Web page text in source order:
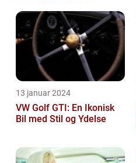
13 januar 2024
VW Golf GTI: En Ikonisk
Bil med Stil og Ydelse